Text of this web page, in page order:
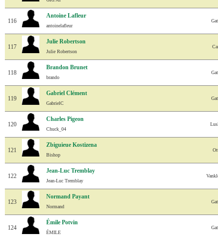
116
Antoine Lafleur
antoinelafleur
117
Julie Robertson
Julie Robertson
118
Brandon Brunet
brando
119
Gabriel Clément
GabrielC
120
Charles Pigeon
Chuck_04
121
Zbiguieue Kostizena
Bishop
122
Jean-Luc Tremblay
Jean-Luc Tremblay
123
Normand Payant
Normand
124
Émile Potvin
ÉMILE